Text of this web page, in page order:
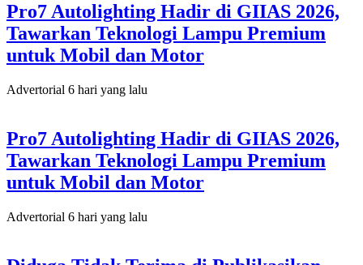
Pro7 Autolighting Hadir di GIIAS 2026,
Tawarkan Teknologi Lampu Premium
untuk Mobil dan Motor
Advertorial 6 hari yang lalu
Pro7 Autolighting Hadir di GIIAS 2026,
Tawarkan Teknologi Lampu Premium
untuk Mobil dan Motor
Advertorial 6 hari yang lalu